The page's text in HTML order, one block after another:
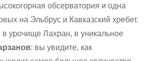
обсерватория и одна
на Эльбрус и Кавказский хребет.
в урочище Лахран, в уникальное
: вы увидите, как